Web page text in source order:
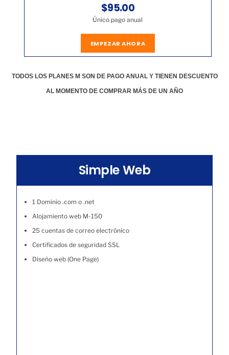
$95.00
Único pago anual
EMPEZAR AHORA
TODOS LOS PLANES M SON DE PAGO ANUAL Y TIENEN DESCUENTO
AL MOMENTO DE COMPRAR MÁS DE UN AÑO
Simple Web
1 Dominio .com o .net
Alojamiento web M-150
25 cuentas de correo electrónico
Certificados de seguridad SSL
Diseño web (One Page)